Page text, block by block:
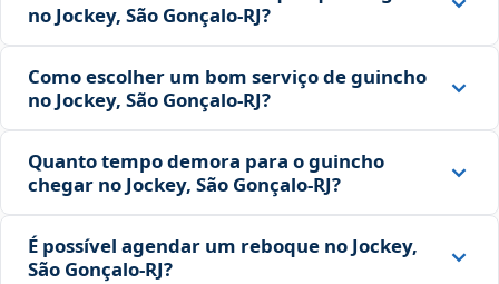
no Jockey, São Gonçalo‑RJ?
Como escolher um bom serviço de guincho
no Jockey, São Gonçalo‑RJ?
Quanto tempo demora para o guincho
chegar no Jockey, São Gonçalo‑RJ?
É possível agendar um reboque no Jockey,
São Gonçalo‑RJ?